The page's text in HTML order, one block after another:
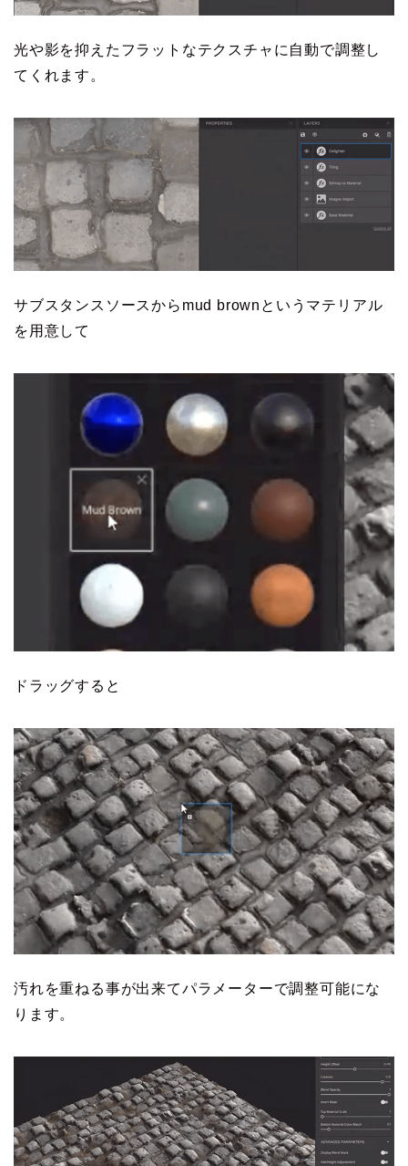
光や影を抑えたフラットなテクスチャに自動で調整し
てくれます。
サブスタンスソースからmud brownというマテリアル
を用意して
ドラッグすると
汚れを重ねる事が出来てパラメーターで調整可能にな
ります。